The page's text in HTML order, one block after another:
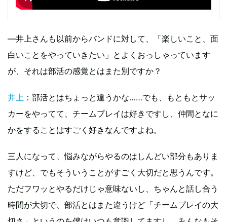
―井上さんも以前からバンドに対して、「楽しいこと、面
白いことをやっていきたい」とよくおっしゃっています
が、それは部活の感覚とはまた別ですか？
井上 ：部活とはちょっと違うかな……でも、もともとサッ
カーをやってて、チームプレイは好きですし、仲間となに
かをすることはすごく好きなんですよね。
三人になって、悩みながらやるのはしんどい部分もありま
すけど、でもそういうことがすごく大切だと思うんです。
ただフワッとやるだけじゃ意味ないし、ちゃんと話し合う
時間が大切で、部活とはまた違うけど「チームプレイの大